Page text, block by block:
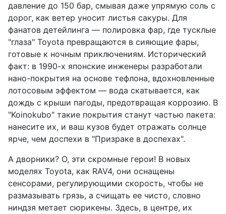
давление до 150 бар, смывая даже упрямую соль с
дорог, как ветер уносит листья сакуры. Для
фанатов детейлинга — полировка фар, где тусклые
"глаза" Toyota превращаются в сияющие фары,
готовые к ночным приключениям. Исторический
факт: в 1990-х японские инженеры разработали
нано-покрытия на основе тефлона, вдохновленные
лотосовым эффектом — вода скатывается, как
дождь с крыши пагоды, предотвращая коррозию. В
"Koinokubo" такие покрытия станут частью пакета:
нанесите их, и ваш кузов будет отражать солнце
ярче, чем доспехи в "Призраке в доспехах".
А дворники? О, эти скромные герои! В новых
моделях Toyota, как RAV4, они оснащены
сенсорами, регулирующими скорость, чтобы не
размазывать грязь, а счищать ее чисто, словно
ниндзя метает сюрикены. Здесь, в центре, их